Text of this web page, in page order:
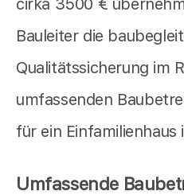
cirka 3500 €
Bauleiter die
Qualitätssicherung im
umfassenden
für ein
Umfassende